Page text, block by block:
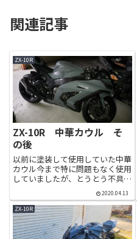
関連記事
ZX-10R
ZX-10R 中華カウル そ
の後
以前に塗装して使用していた中華
カウル今まで特に問題もなく使用
していましたが、とうとう不具合
ルの下側が熱により変形していま
す。2019年11月16日にサーキッ
ト走行会に行っていたのですが、
その時はまだ綺麗でした。...
2020.04.13
ZX-10R